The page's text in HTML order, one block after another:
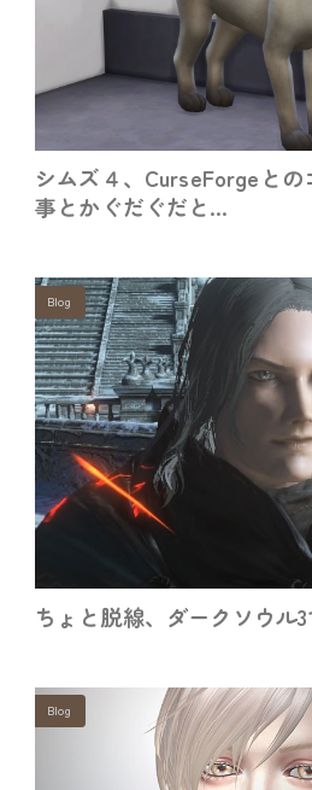
シムズ４、CurseForgeと
事とかぐだぐだと…
Blog
ちょと脱線、ダークソウル3
Blog